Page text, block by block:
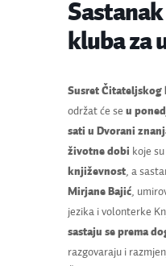
kluba za
Susret
održat će se u
sati u Dvorani
životne dobi koje
književnost, a
Mirjane Bajić,
jezika i volonterke
sastaju se prema
razgovaraju i